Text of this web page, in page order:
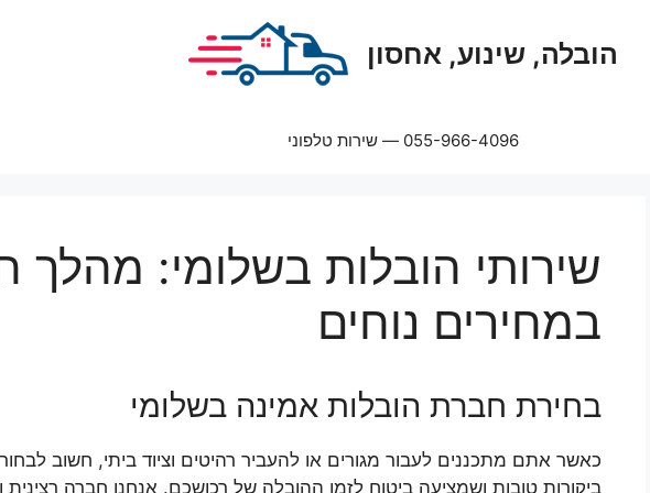
הובלה, שינוע, אחסון
055-966-4096 — שירות טלפוני
שירותי הובלות בשלומי: מהלך
במחירים נוחים
בחירת חברת הובלות אמינה בשלומי
כאשר אתם מתכננים לעבור מגורים או להעביר רהיטים וציוד ביתי, חשוב
ביקורות טובות ושמציעה ביטוח לזמן ההובלה של רכושכם. אנחנו חברה